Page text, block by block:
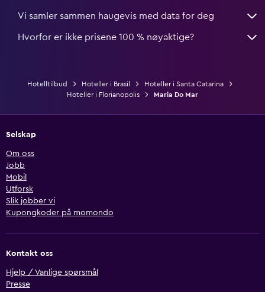
Vi samler sammen haugevis med data for deg
Hvorfor er ikke prisene 100 % nøyaktige?
Hotelltilbud Hoteller i Brasil
Hoteller i Santa Catarina
Hoteller i Florianopolis
Maria Do Mar
Selskap
Om oss
Jobb
Mobil
Utforsk
Slik jobber vi
Kupongkoder på momondo
Kontakt oss
Hjelp / Vanlige spørsmål
Presse